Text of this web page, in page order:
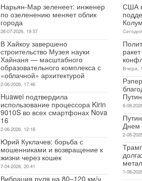
Нарьян-Мар зеленеет: инженер
по озеленению меняет облик
города
28-07-2026, 19:57
В Хайкоу завершено
строительство Музея науки
Хайнаня — масштабного
образовательного комплекса с
«облачной» архитектурой
2-06-2026, 17:46
Huawei подтвердила
использование процессора Kirin
9010S во всех смартфонах Nova
16
2-06-2026, 12:18
Юрий Куклачев: борьба с
мошенниками и возвращение к
жизни через кошек
7-04-2026, 20:41
Вибрация руля на 80–120 км/ч
США
Вчера,
6-08-
2-08-
1-08-